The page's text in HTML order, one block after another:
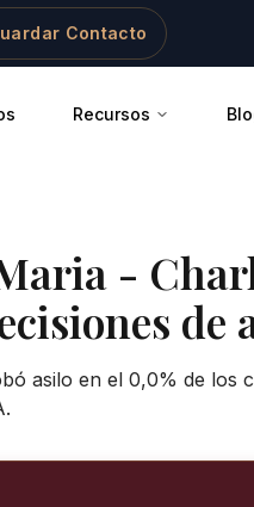
Contacto
Recursos
-
de
asilo en el 0,0% de los